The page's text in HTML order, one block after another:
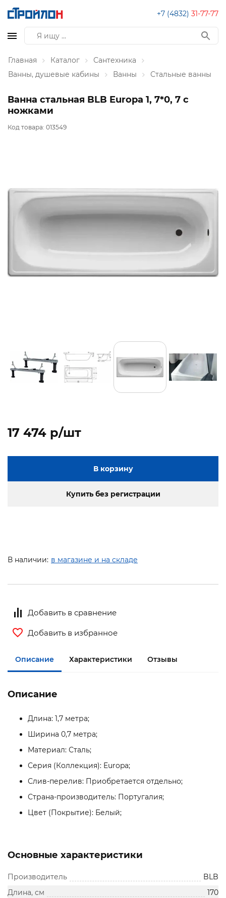
+7 (4832) 31-77-77
Главная Каталог
Сантехника
Ванны, душевые кабины
Ванны Стальные ванны
Ванна стальная BLB Europa 1, 7*0, 7 с
ножками
Код товара: 013549
17 474 p/шт
В корзину
Купить без регистрации
В наличии: в магазине и на складе
Добавить в сравнение
Добавить в избранное
Описание Характеристики Отзывы
Описание
Длина: 1,7 метра;
Ширина 0,7 метра;
Материал: Сталь;
Серия (Коллекция): Europa;
Слив-перелив: Приобретается отдельно;
Страна-производитель: Португалия;
Цвет (Покрытие): Белый;
Основные характеристики
Производитель
BLB
Длина, см
170